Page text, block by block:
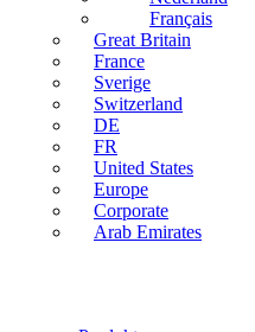
Français
Great Britain
France
Sverige
Switzerland
DE
FR
United States
Europe
Corporate
Arab Emirates